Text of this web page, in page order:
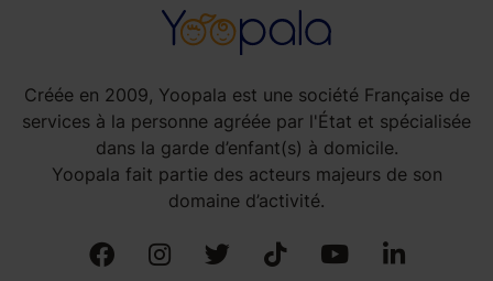
Créée en 2009, Yoopala est une société Française de
services à la personne agréée par l'État et spécialisée
dans la garde d’enfant(s) à domicile.
Yoopala fait partie des acteurs majeurs de son
domaine d’activité.